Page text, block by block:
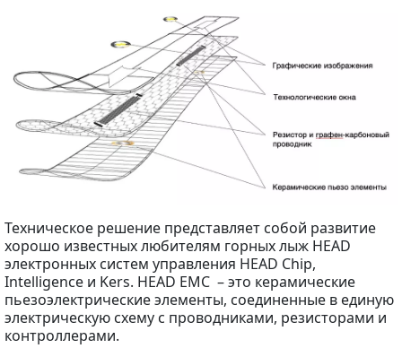
Техническое решение представляет собой развитие
хорошо известных любителям горных лыж HEAD
электронных систем управления HEAD Chip,
Intelligence и Kers. HEAD EMC – это керамические
пьезоэлектрические элементы, соединенные в единую
электрическую схему с проводниками, резисторами и
контроллерами.